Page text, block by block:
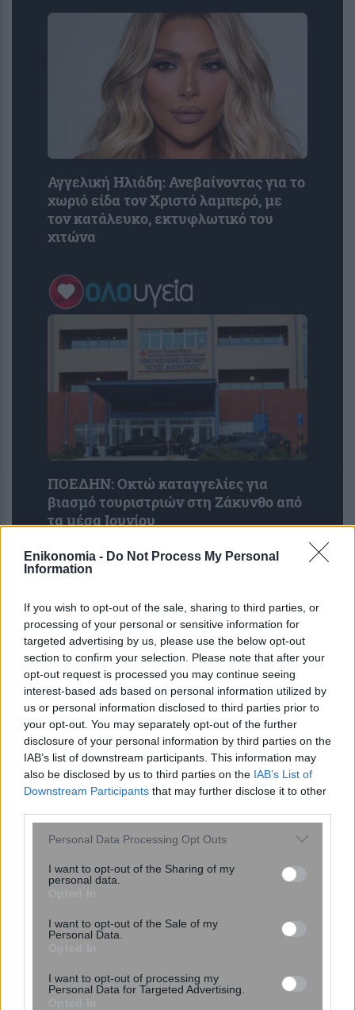
Enikonomia - Do Not Process My Personal
Information
If you wish to opt-out of the sale, sharing to third parties, or
processing of your personal or sensitive information for
targeted advertising by us, please use the below opt-out
section to confirm your selection. Please note that after your
opt-out request is processed you may continue seeing
interest-based ads based on personal information utilized by
us or personal information disclosed to third parties prior to
your opt-out. You may separately opt-out of the further
disclosure of your personal information by third parties on the
IAB’s list of downstream participants. This information may
also be disclosed by us to third parties on the IAB’s List of
Downstream Participants that may further disclose it to other
Please note that this website/app uses one or more Google
not limited to your visit or usage behaviour. You may click to
grant or deny consent to Google and its third-party tags to
consent section.
Personal Data Processing Opt Outs
I want to opt-out of the Sharing of my
personal data.
I want to opt-out of the Sale of my
Personal Data.
I want to opt-out of processing my
Personal Data for Targeted Advertising.
Αγγελική Ηλιάδη: Ανεβαίνοντας για το
χωριό είδα τον Χριστό λαμπερό, με
τον κατάλευκο, εκτυφλωτικό του
χιτώνα
ΠΟΕΔΗΝ: Οκτώ καταγγελίες για
βιασμό τουριστριών στη Ζάκυνθο από
τα μέσα Ιουνίου
Η ομιλία των παιδιών μπορεί να
αποκαλύπτει τον μελλοντικό κίνδυνο
κατάθλιψης και άγχους – Τι έδειξε
μελέτη του Stanford με ...